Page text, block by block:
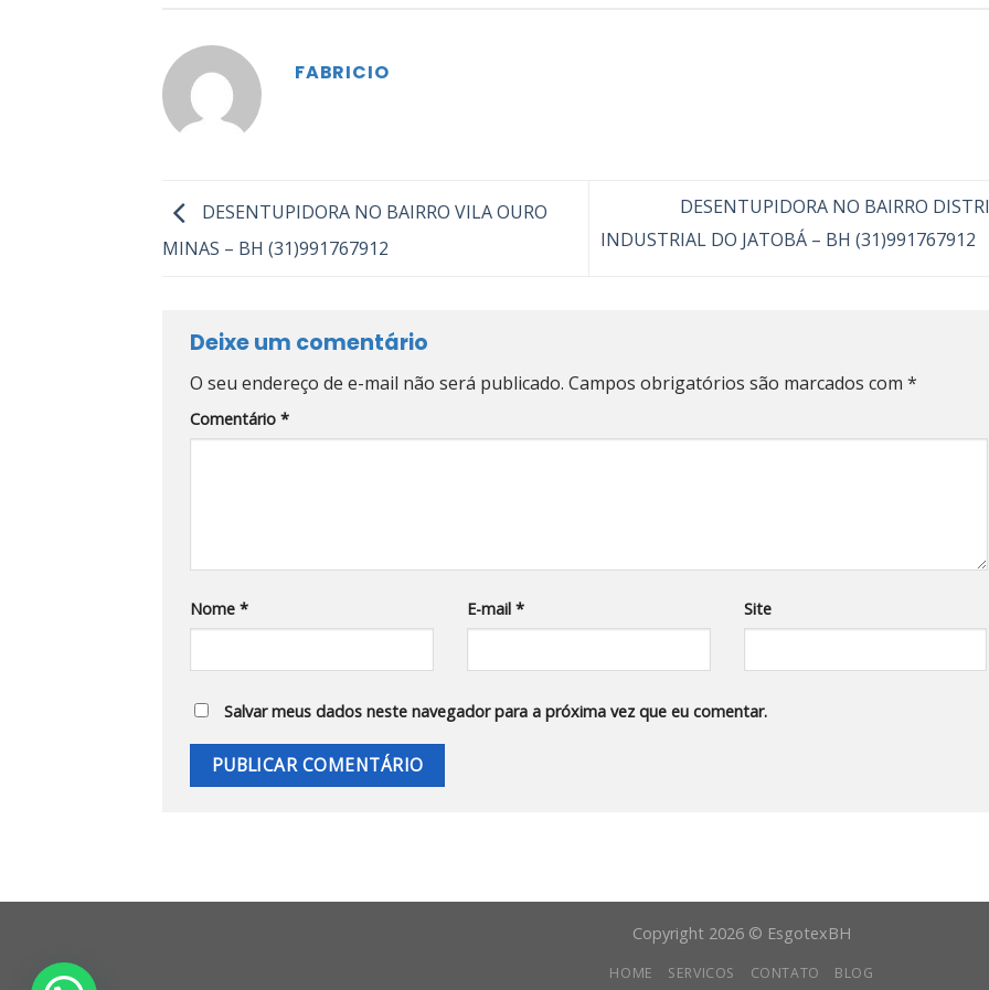
FABRICIO
DESENTUPIDORA NO BAIRRO VILA OURO
MINAS – BH (31)991767912
DESENTUPIDORA NO BAIRRO
INDUSTRIAL DO JATOBÁ – BH (31)991767912
Deixe um comentário
O seu endereço de e-mail não será publicado. Campos obrigatórios são marcados com *
Comentário *
Nome * E-mail * Site
Salvar meus dados neste navegador para a próxima vez que eu comentar.
Copyright 2026 © EsgotexBH
HOME SERVICOS CONTATO BLOG